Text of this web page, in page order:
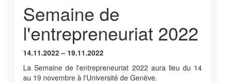
Semaine de
l'entrepreneuriat 2022
14.11.2022 – 19.11.2022
La Semaine de l'entrepreneuriat 2022 aura lieu du 14
au 19 novembre à l'Université de Genève.